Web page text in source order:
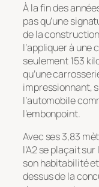
À la fin des
pas qu’une
de la
l’appliquer à une
seulement 153
qu’une
impressionnant,
l’automobile
l’embonpoint.
Avec ses 3,83
l’A2 se plaçait
son habitabilité
dessus de la